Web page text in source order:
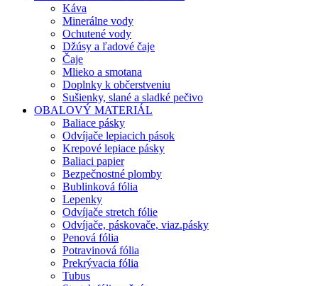
Káva
Minerálne vody
Ochutené vody
Džúsy a ľadové čaje
Čaje
Mlieko a smotana
Doplnky k občerstveniu
Sušienky, slané a sladké pečivo
OBALOVÝ MATERIÁL
Baliace pásky
Odvíjače lepiacich pások
Krepové lepiace pásky
Baliaci papier
Bezpečnostné plomby
Bublinková fólia
Lepenky
Odvíjače stretch fólie
Odvíjače, páskovače, viaz.pásky
Penová fólia
Potravinová fólia
Prekrývacia fólia
Tubus